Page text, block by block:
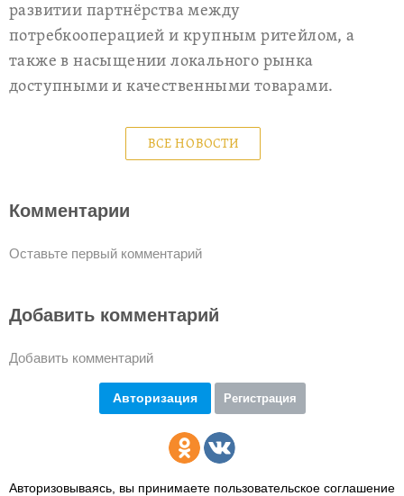
развитии партнёрства между
потребкооперацией и крупным ритейлом, а
также в насыщении локального рынка
доступными и качественными товарами.
ВСЕ НОВОСТИ
Комментарии
Оставьте первый комментарий
Добавить комментарий
Добавить комментарий
Авторизация Регистрация
Авторизовываясь, вы принимаете пользовательское соглашение